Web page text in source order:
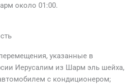
около 01:00.
указанные в
Иерусалим из Шарм эль шейха,
с кондиционером;